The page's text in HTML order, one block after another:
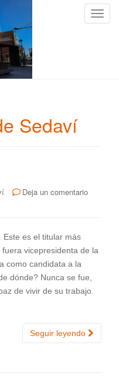
C
Sedaví
Deja un comentario
Este es el titular más
vicepresidenta de la
como candidata a la
dónde? Nunca se fue,
de vivir de su trabajo.
Seguir leyendo